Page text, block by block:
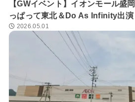
【GWイベント】イオンモール盛
っぱって東北＆Do As Infinity出演
2026.05.01